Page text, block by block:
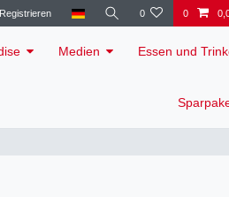
Registrieren 0 0
Medien Essen und